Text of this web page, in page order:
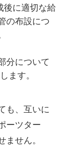
後に適切な給
の布設につ
分について
ます。
も、互いに
ーツター
ません。